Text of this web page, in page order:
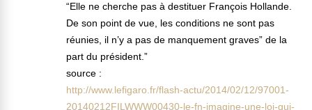
“Elle ne cherche pas à destituer François Hollande.
De son point de vue, les conditions ne sont pas
réunies, il n’y a pas de manquement graves” de la
part du président.”
source :
http://www.lefigaro.fr/flash-actu/2014/02/12/97001-
20140212FILWWW00430-le-fn-imagine-une-loi-qui-